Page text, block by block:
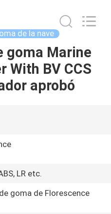
de la nave
goma Marine
With BV CCS
aprobó
LR etc.
goma de Florescence